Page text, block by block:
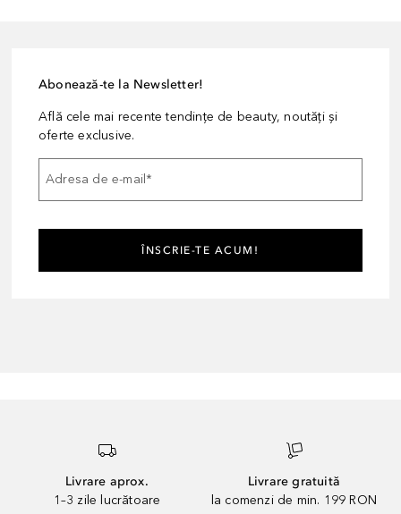
Abonează-te la Newsletter!
Află cele mai recente tendințe de beauty, noutăți și
oferte exclusive.
Adresa de e-mail*
ÎNSCRIE-TE ACUM!
Livrare aprox.
1–3 zile lucrătoare
Livrare gratuită
la comenzi de min. 199 RON